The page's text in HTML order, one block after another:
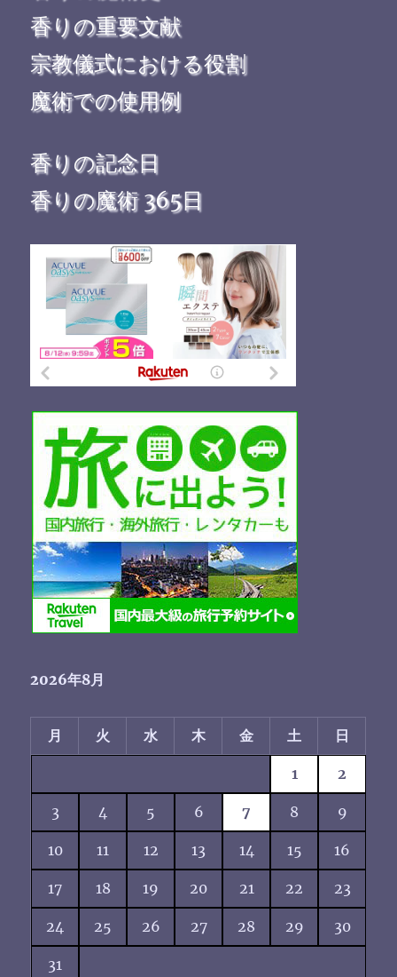
香りの重要文献
宗教儀式における役割
魔術での使用例
香りの記念日
香りの魔術 365日
2026年8月
月 火 水 木 金 土 日
1 2
3 4 5 6 7 8 9
10 11 12 13 14 15 16
17 18 19 20 21 22 23
24 25 26 27 28 29 30
31